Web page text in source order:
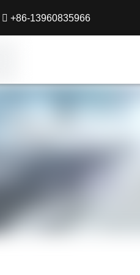
 +86-13960835966